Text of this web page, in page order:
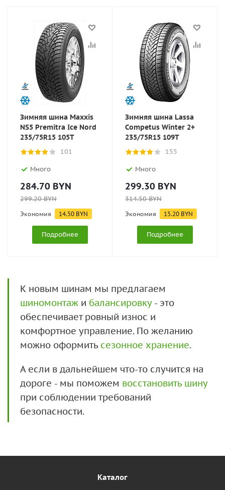
Зимняя шина Maxxis
NS5 Premitra Ice Nord
235/75R15 105T
101
Много
284.70 BYN
299.20BYN
Экономия 14.50 BYN
Подробнее
Зимняя шина Lassa
Competus Winter 2+
235/75R15 109T
155
Много
299.30 BYN
314.50BYN
Экономия 15.20 BYN
Подробнее
К новым шинам мы предлагаем
шиномонтаж и балансировку- это
обеспечивает ровный износ и
комфортное управление. По желанию
можно оформить сезонное хранение.
А если в дальнейшем что-то случится на
дороге - мы поможем восстановить шину
при соблюдении требований
безопасности.
Каталог